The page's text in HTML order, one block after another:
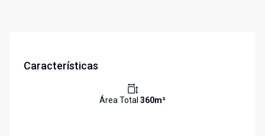
Características
Área Total 360m²